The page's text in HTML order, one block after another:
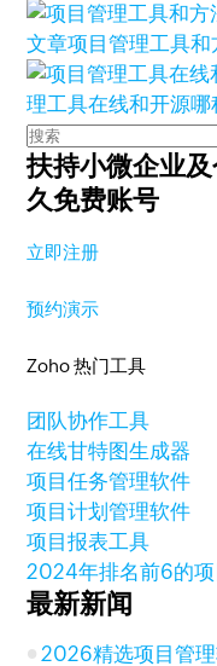
文章项目管理工具
理工具在线和开源哪
扶持小微企业
久免费账号
立即注册
预约演示
Zoho 热门工具
团队协作工具
在线甘特图生成器
项目任务管理软件
项目计划管理软件
项目报表工具
2024年排名前6的
最新新闻
2026精选项目管